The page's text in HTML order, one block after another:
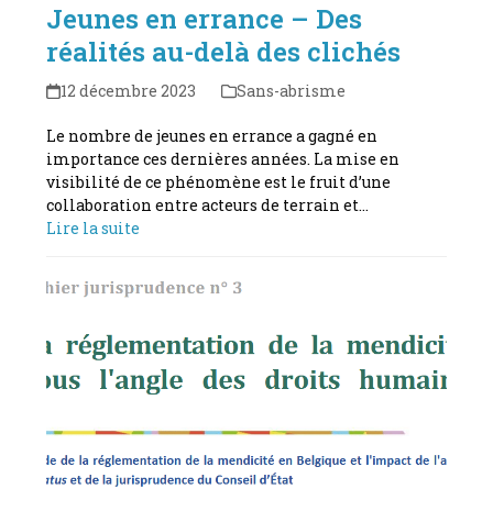
Jeunes en errance – Des
réalités au-delà des clichés
12 décembre 2023 Sans-abrisme
Le nombre de jeunes en errance a gagné en
importance ces dernières années. La mise en
visibilité de ce phénomène est le fruit d’une
collaboration entre acteurs de terrain et…
Lire la suite